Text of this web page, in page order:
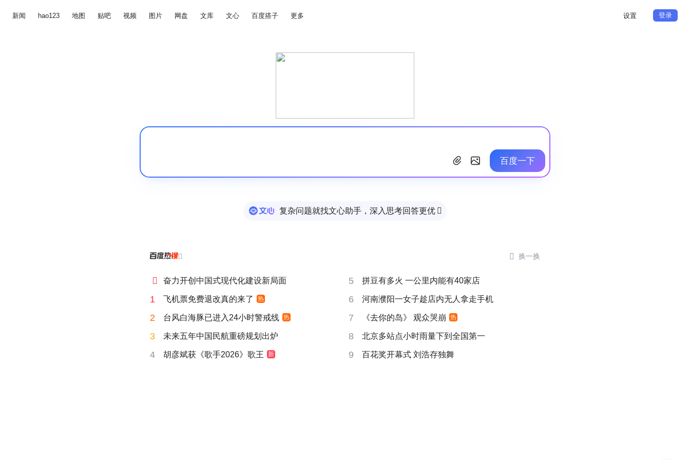
新闻 hao123 地图 贴吧 视频 图片 网盘 文库 文心 百度搭子 更多 设置 登录
百度一下
复杂问题就找文心助手，深入思考回答更优 
  换一换
 奋力开创中国式现代化建设新局面 5 拼豆有多火 一公里内能有40家店
1 飞机票免费退改真的来了 热 6 河南濮阳一女子趁店内无人拿走手机
2 台风白海豚已进入24小时警戒线 热 7 《去你的岛》 观众哭崩 热
3 未来五年中国民航重磅规划出炉 8 北京多站点小时雨量下到全国第一
4 胡彦斌获《歌手2026》歌王 新 9 百花奖开幕式 刘浩存独舞